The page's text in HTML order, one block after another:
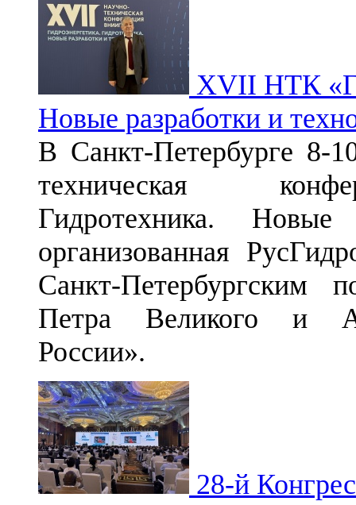
XVII НТК
Новые разработки и
В Санкт-Петербурге 8-
техническая
Гидротехника.
организованная
Санкт-Петербургским
Петра Великого и
России».
28-й